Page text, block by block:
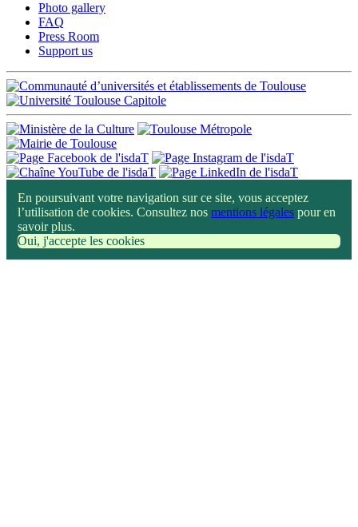
Photo gallery
FAQ
Press Room
Support us
En poursuivant votre navigation sur ce site, vous acceptez
l’utilisation de cookies. Consultez nos mentions légales pour en
savoir plus.
Oui, j'accepte les cookies